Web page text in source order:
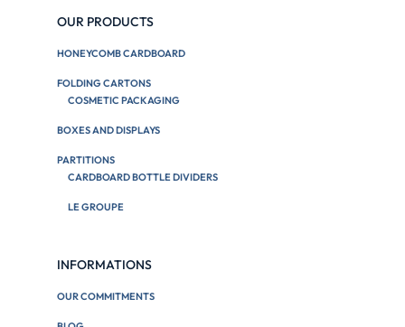
OUR PRODUCTS
HONEYCOMB CARDBOARD
FOLDING CARTONS
COSMETIC PACKAGING
BOXES AND DISPLAYS
PARTITIONS
CARDBOARD BOTTLE DIVIDERS
LE GROUPE
INFORMATIONS
OUR COMMITMENTS